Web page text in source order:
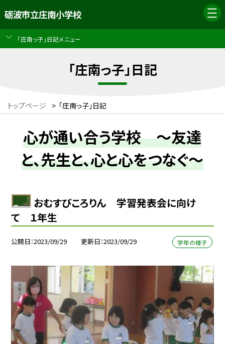
砺波市立庄南小学校
「庄南っ子」日記メニュー
「庄南っ子」日記
トップページ > 「庄南っ子」日記
心が通い合う学校 ～友達
と、先生と、心と心をつなぐ～
おむすびころりん 学習発表会に向け
て １年生
公開日 2023/09/29 更新日 2023/09/29 学年の様子